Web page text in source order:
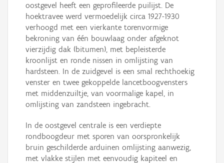
oostgevel heeft een geprofileerde puilijst. De
hoektravee werd vermoedelijk circa 1927-1930
verhoogd met een vierkante torenvormige
bekroning van één bouwlaag onder afgeknot
vierzijdig dak (bitumen), met bepleisterde
kroonlijst en ronde nissen in omlijsting van
hardsteen. In de zuidgevel is een smal rechthoekig
venster en twee gekoppelde lancetboogvensters
met middenzuiltje, van voormalige kapel, in
omlijsting van zandsteen ingebracht.
In de oostgevel centrale is een verdiepte
rondboogdeur met sporen van oorspronkelijk
bruin geschilderde arduinen omlijsting aanwezig,
met vlakke stijlen met eenvoudig kapiteel en